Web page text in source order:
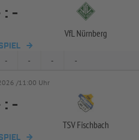
: -
VfL Nürnberg
- - - -
/11:00 Uhr
: -
TSV Fischbach